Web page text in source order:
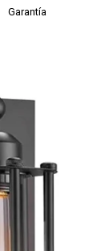
Garantía